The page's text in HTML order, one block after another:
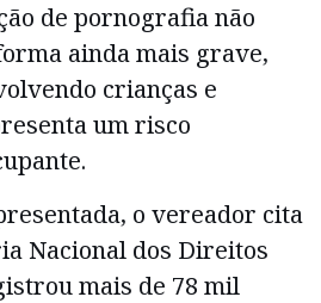
de pornografia não
ainda mais grave,
crianças e
um risco
o vereador cita
Nacional dos Direitos
mais de 78 mil